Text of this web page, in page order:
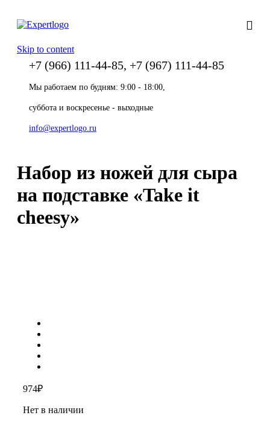
Skip to content
+7 (966) 111-44-85, +7 (967) 111-44-85
Мы работаем по будням: 9:00 - 18:00,
суббота и воскресенье - выходные
info@expertlogo.ru
Набор из ножей для сыра
на подставке «Take it
cheesy»
974₽
Нет в наличии